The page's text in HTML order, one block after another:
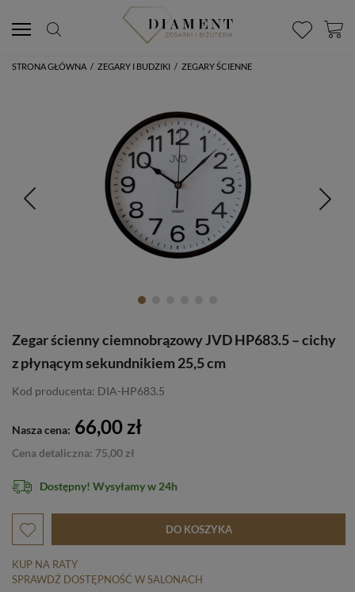
STRONA GŁÓWNA / ZEGARY I BUDZIKI / ZEGARY ŚCIENNE
Zegar ścienny ciemnobrązowy JVD HP683.5 – cichy
z płynącym sekundnikiem 25,5 cm
Kod producenta: DIA-HP683.5
Nasza cena: 66,00 zł
Cena detaliczna: 75,00 zł
Dostępny! Wysyłamy w 24h
DO KOSZYKA
KUP NA RATY
SPRAWDŹ DOSTĘPNOŚĆ W SALONACH